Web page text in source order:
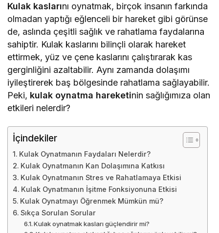
Kulak kaslarını oynatmak, birçok insanın farkında
olmadan yaptığı eğlenceli bir hareket gibi görünse
de, aslında çeşitli sağlık ve rahatlama faydalarına
sahiptir. Kulak kaslarını bilinçli olarak hareket
ettirmek, yüz ve çene kaslarını çalıştırarak kas
gerginliğini azaltabilir. Aynı zamanda dolaşımı
iyileştirerek baş bölgesinde rahatlama sağlayabilir.
Peki, kulak oynatma hareketinin sağlığımıza olan
etkileri nelerdir?
İçindekiler
Kulak Oynatmanın Faydaları Nelerdir?
Kulak Oynatmanın Kan Dolaşımına Katkısı
Kulak Oynatmanın Stres ve Rahatlamaya Etkisi
Kulak Oynatmanın İşitme Fonksiyonuna Etkisi
Kulak Oynatmayı Öğrenmek Mümkün mü?
Sıkça Sorulan Sorular
Kulak oynatmak kasları güçlendirir mi?